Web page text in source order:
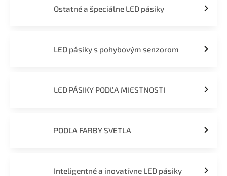
Ostatné a špeciálne LED pásiky
LED pásiky s pohybovým senzorom
LED PÁSIKY PODĽA MIESTNOSTI
PODĽA FARBY SVETLA
Inteligentné a inovatívne LED pásiky